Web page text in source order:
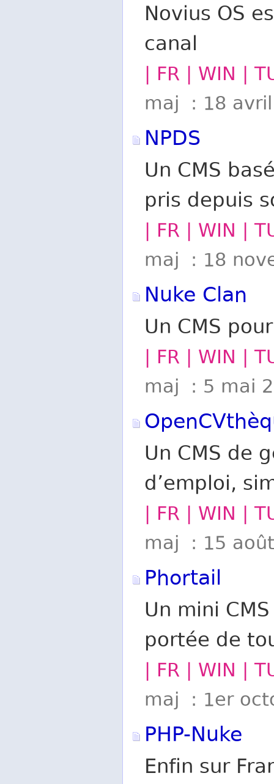
Novius OS
canal
| FR | WIN |
maj : 18
NPDS
Un CMS
pris depuis
| FR | WIN |
maj : 18
Nuke Clan
Un CMS
| FR | WIN |
maj : 5 mai
Un CMS de
d’emploi,
| FR | WIN |
maj : 15
Phortail
Un mini
portée de
| FR | WIN |
maj : 1er
PHP-Nuke
Enfin sur